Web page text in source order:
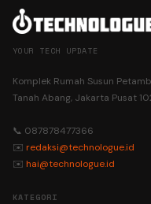
YOUR TECH UPDATE
Komplek Rumah Susun
Tanah Abang, Jakarta Pusat
📞 087878477366
✉️ redaksi@technologue.id
✉️ hai@technologue.id
KATEGORI